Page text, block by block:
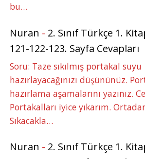
bu…
Nuran - 2. Sınıf Türkçe 1.
121-122-123. Sayfa Cevapları
Soru: Taze sıkılmış portakal suyu
hazırlayacağınızı düşününüz.
hazırlama aşamalarını yazınız.
Portakalları iyice yıkarım.
Sıkacakla…
Nuran - 2. Sınıf Türkçe 1.